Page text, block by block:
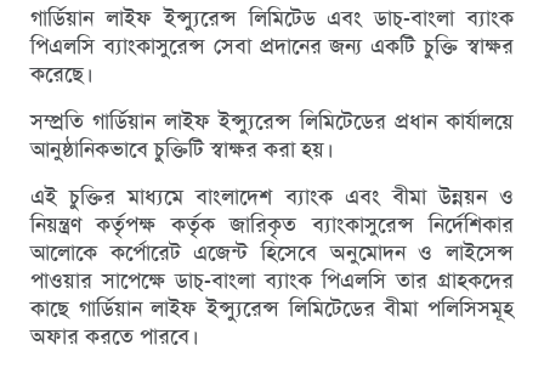
গার্ডিয়ান লাইফ ইন্স্যুরেন্স লিমিটেড এবং ডাচ্-বাংলা ব্যাংক
পিএলসি ব্যাংকাসুরেন্স সেবা প্রদানের জন্য একটি চুক্তি স্বাক্ষর
করেছে।
সম্প্রতি গার্ডিয়ান লাইফ ইন্স্যুরেন্স লিমিটেডের প্রধান কার্যালয়ে
আনুষ্ঠানিকভাবে চুক্তিটি স্বাক্ষর করা হয়।
এই চুক্তির মাধ্যমে বাংলাদেশ ব্যাংক এবং বীমা উন্নয়ন ও
নিয়ন্ত্রণ কর্তৃপক্ষ কর্তৃক জারিকৃত ব্যাংকাসুরেন্স নির্দেশিকার
আলোকে কর্পোরেট এজেন্ট হিসেবে অনুমোদন ও লাইসেন্স
পাওয়ার সাপেক্ষে ডাচ্-বাংলা ব্যাংক পিএলসি তার গ্রাহকদের
কাছে গার্ডিয়ান লাইফ ইন্স্যুরেন্স লিমিটেডের বীমা পলিসিসমূহ
অফার করতে পারবে।